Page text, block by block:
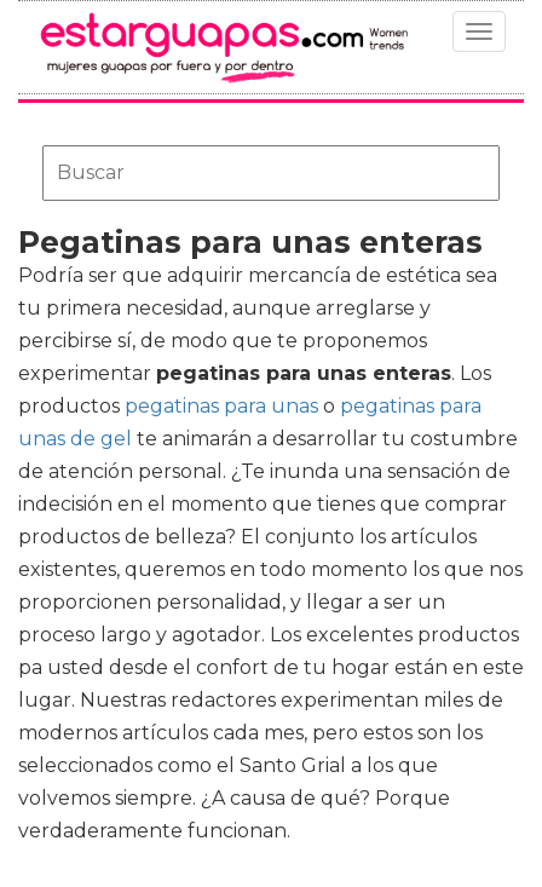
Toggle
Pegatinas para unas enteras
Podría ser que adquirir mercancía de estética sea
tu primera necesidad, aunque arreglarse y
percibirse sí, de modo que te proponemos
experimentar pegatinas para unas enteras. Los
productos pegatinas para unas o pegatinas para
unas de gel te animarán a desarrollar tu costumbre
de atención personal. ¿Te inunda una sensación de
indecisión en el momento que tienes que comprar
productos de belleza? El conjunto los artículos
existentes, queremos en todo momento los que nos
proporcionen personalidad, y llegar a ser un
proceso largo y agotador. Los excelentes productos
pa usted desde el confort de tu hogar están en este
lugar. Nuestras redactores experimentan miles de
modernos artículos cada mes, pero estos son los
seleccionados como el Santo Grial a los que
volvemos siempre. ¿A causa de qué? Porque
verdaderamente funcionan.